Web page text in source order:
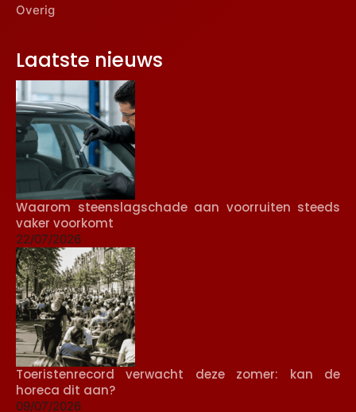
Overig
Laatste nieuws
Waarom steenslagschade aan voorruiten steeds
vaker voorkomt
22/07/2026
Toeristenrecord verwacht deze zomer: kan de
horeca dit aan?
09/07/2026